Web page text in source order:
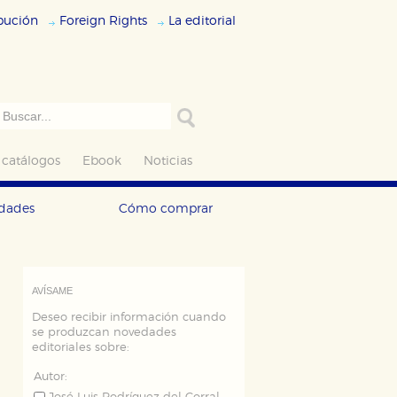
Foreign Rights La editorial
catálogos Ebook Noticias
Cómo comprar
AVÍSAME
Deseo recibir información cuando
se produzcan novedades
editoriales sobre:
Autor: